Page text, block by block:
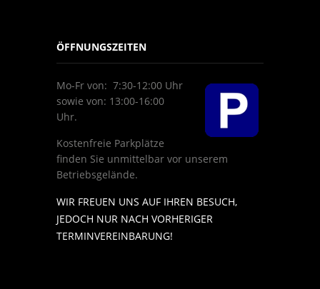
ÖFFNUNGSZEITEN
Mo-Fr von: 7:30-12:00 Uhr
sowie von: 13:00-16:00
Uhr.
Kostenfreie Parkplätze
finden Sie unmittelbar vor unserem
Betriebsgelände.
WIR FREUEN UNS AUF IHREN BESUCH,
JEDOCH NUR NACH VORHERIGER
TERMINVEREINBARUNG!